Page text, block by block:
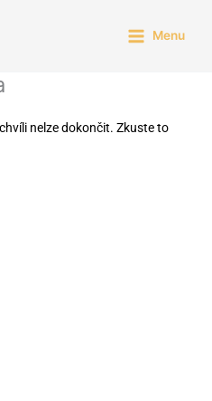
Menu
nelze dokončit. Zkuste to